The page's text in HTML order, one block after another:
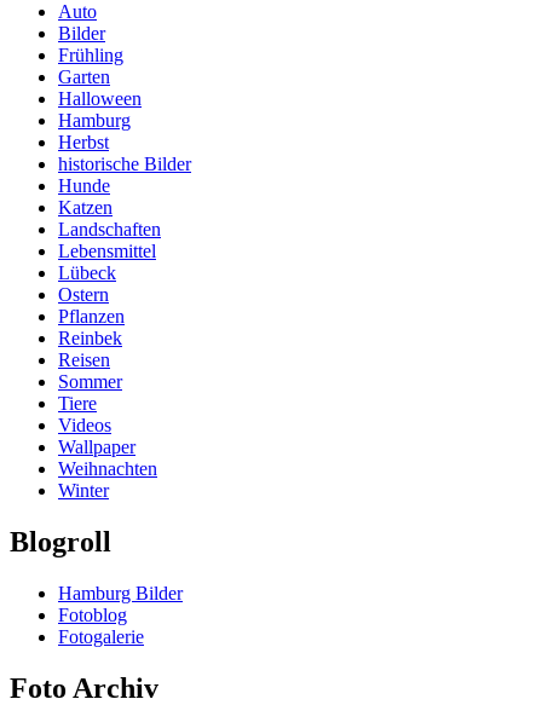
Auto
Bilder
Frühling
Garten
Halloween
Hamburg
Herbst
historische Bilder
Hunde
Katzen
Landschaften
Lebensmittel
Lübeck
Ostern
Pflanzen
Reinbek
Reisen
Sommer
Tiere
Videos
Wallpaper
Weihnachten
Winter
Blogroll
Hamburg Bilder
Fotoblog
Fotogalerie
Foto Archiv